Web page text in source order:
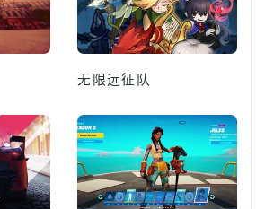
无限远征队